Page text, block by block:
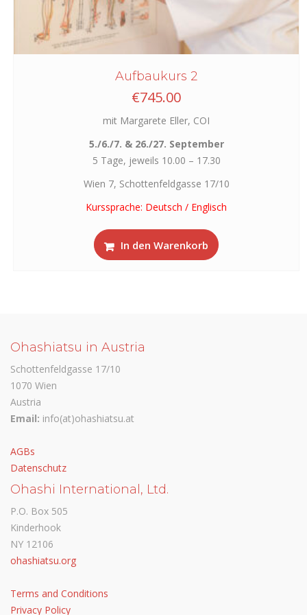
Aufbaukurs 2
€745.00
mit Margarete Eller, COI
5./6./7. & 26./27. September
5 Tage, jeweils 10.00 – 17.30
Wien 7, Schottenfeldgasse 17/10
Kurssprache: Deutsch / Englisch
In den Warenkorb
Ohashiatsu in Austria
Schottenfeldgasse 17/10
1070 Wien
Austria
Email: info(at)ohashiatsu.at
AGBs
Datenschutz
Ohashi International, Ltd.
P.O. Box 505
Kinderhook
NY 12106
ohashiatsu.org
Terms and Conditions
Privacy Policy